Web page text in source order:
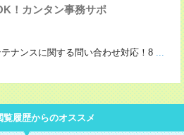
！カンタン事務サポ
ナンスに関する問い合わせ対応！8 ...
覧履歴からのオススメ